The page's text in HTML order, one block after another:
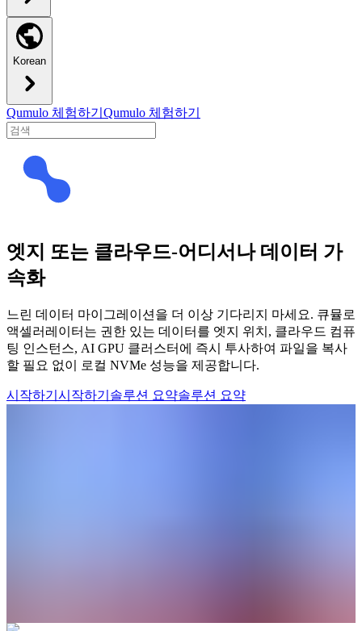
Korean
Qumulo 체험하기 Qumulo 체험하기
엣지 또는 클라우드-어디서나 데이터 가
속화
느린 데이터 마이그레이션을 더 이상 기다리지 마세요. 큐뮬로
액셀러레이터는 권한 있는 데이터를 엣지 위치, 클라우드 컴퓨
팅 인스턴스, AI GPU 클러스터에 즉시 투사하여 파일을 복사
할 필요 없이 로컬 NVMe 성능을 제공합니다.
시작하기 시작하기 솔루션 요약솔루션 요약